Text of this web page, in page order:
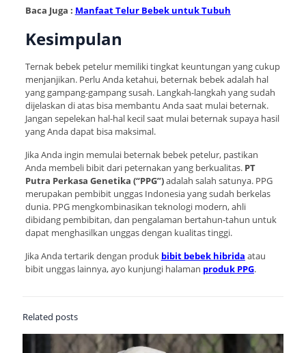
Baca Juga : Manfaat Telur Bebek untuk Tubuh
Kesimpulan
Ternak bebek petelur memiliki tingkat keuntungan yang cukup
menjanjikan. Perlu Anda ketahui, beternak bebek adalah hal
yang gampang-gampang susah. Langkah-langkah yang sudah
dijelaskan di atas bisa membantu Anda saat mulai beternak.
Jangan sepelekan hal-hal kecil saat mulai beternak supaya hasil
yang Anda dapat bisa maksimal.
Jika Anda ingin memulai beternak bebek petelur, pastikan
Anda membeli bibit dari peternakan yang berkualitas. PT
Putra Perkasa Genetika (“PPG”)adalah salah satunya. PPG
merupakan pembibit unggas Indonesia yang sudah berkelas
dunia. PPG mengkombinasikan teknologi modern, ahli
dibidang pembibitan, dan pengalaman bertahun-tahun untuk
dapat menghasilkan unggas dengan kualitas tinggi.
Jika Anda tertarik dengan produk bibit bebek hibrida atau
bibit unggas lainnya, ayo kunjungi halaman produk PPG.
Related posts